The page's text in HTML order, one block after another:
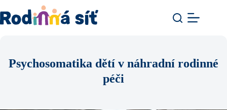
Psychosomatika dětí v náhradní rodinné
péči